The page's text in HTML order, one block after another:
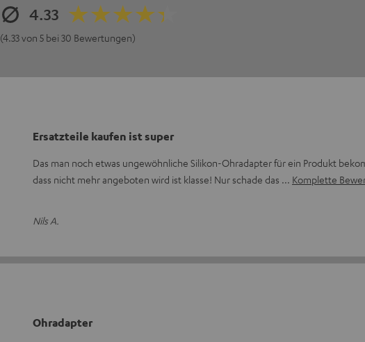
4.33
(4.33 von 5 bei 30 Bewertungen)
Ersatzteile kaufen ist super
Das man noch etwas ungewöhnliche Silikon-Ohradapter für ein Produkt
dass nicht mehr angeboten wird ist klasse! Nur schade das
Komplette
Nils A.
Ohradapter